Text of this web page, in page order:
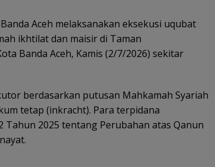
Aceh melaksanakan eksekusi uqubat
ikhtilat dan maisir di Taman
Banda Aceh, Kamis (2/7/2026) sekitar
berdasarkan putusan Mahkamah Syariah
tetap (inkracht). Para terpidana
2025 tentang Perubahan atas Qanun